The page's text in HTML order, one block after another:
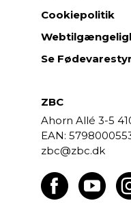
Cookiepolitik
Se
ZBC
Ahorn Allé 3-5
EAN:
zbc@zbc.dk